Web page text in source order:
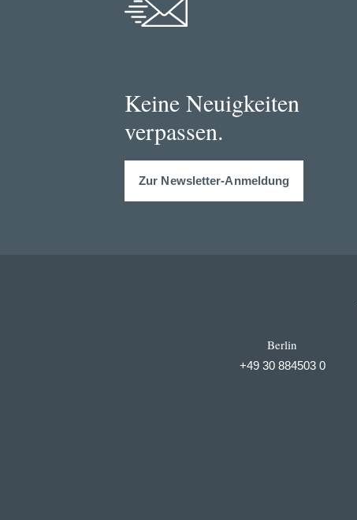
Keine Neuigkeiten
verpassen.
Zur Newsletter-Anmeldung
Berlin
+49 30 884503 0